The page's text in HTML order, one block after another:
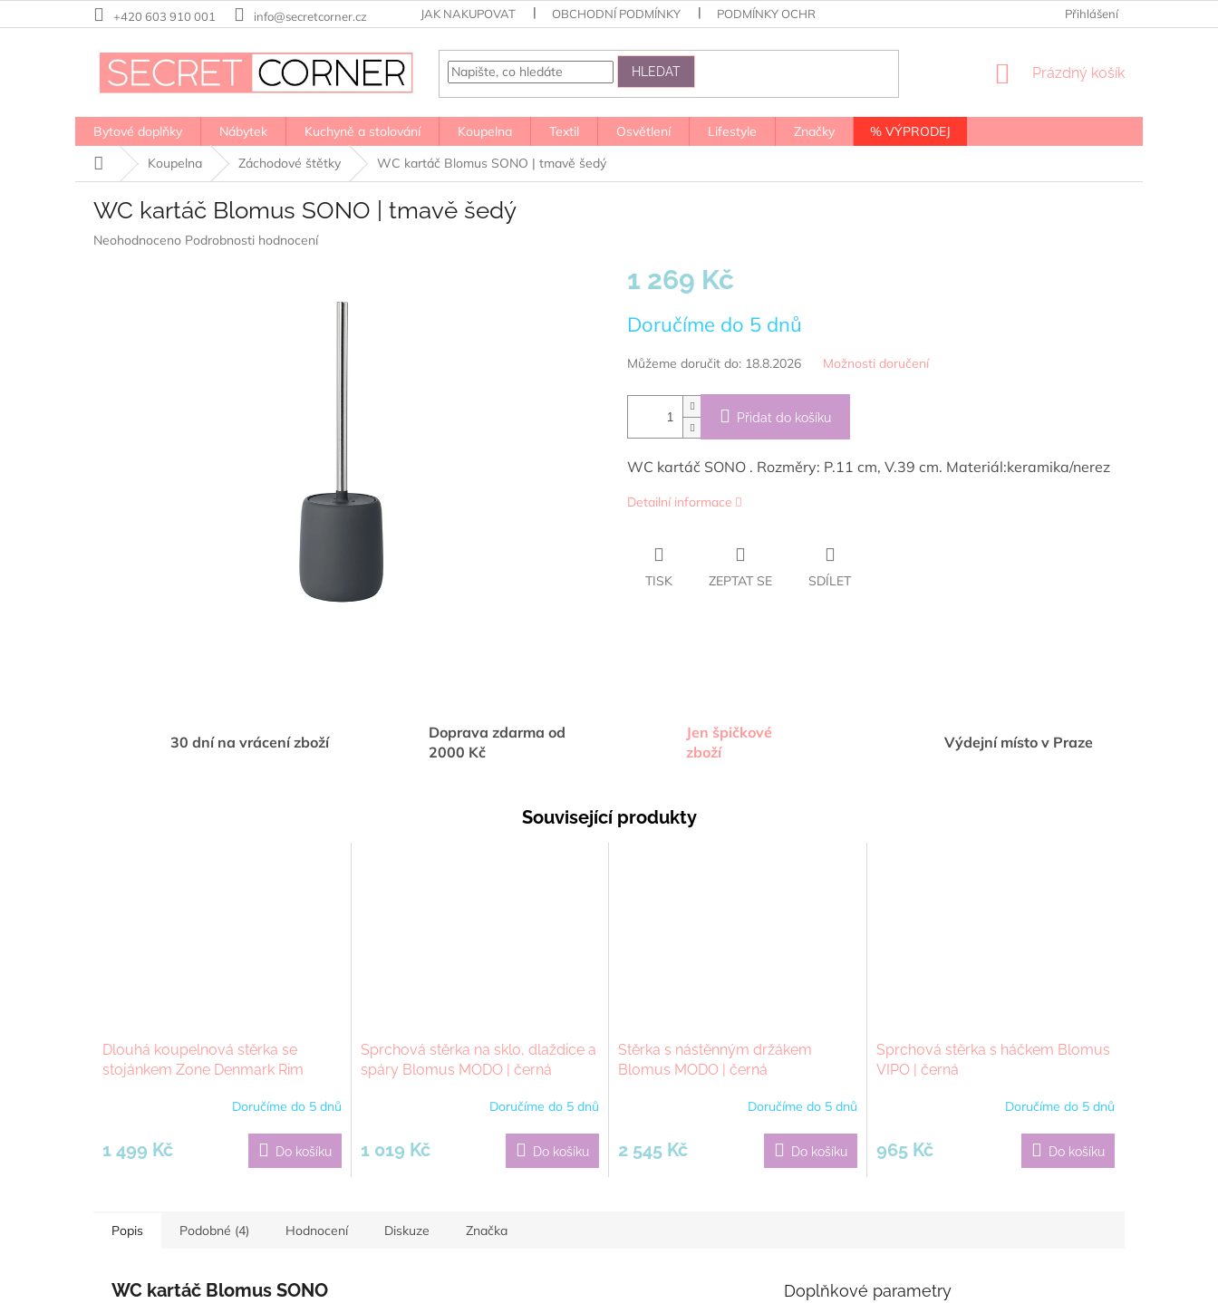
na
+420 603 910 001 info@secretcorner.cz JAK NAKUPOVAT OBCHODNÍ PODMÍNKY PODMÍNKY OCHRANY OSOBNÍCH ÚDAJŮ Přihlášení
HLEDAT
NÁKUPNÍ
Prázdný košík
Bytové doplňky Nábytek Kuchyně a stolování Koupelna Textil Osvětlení Lifestyle Značky
% VÝPRODEJ
Domů
Koupelna Záchodové štětky WC kartáč Blomus SONO | tmavě šedý
WC kartáč Blomus SONO | tmavě šedý
Průměrné
Neohodnoceno Podrobnosti hodnocení
1 269 Kč
cena:
Doručíme do 5 dnů
Můžeme doručit do: 18.8.2026 Možnosti doručení
Přidat do košíku
WC kartáč SONO . Rozměry: P.11 cm, V.39 cm. Materiál:keramika/nerez
Detailní informace
TISK ZEPTAT SE SDÍLET
30 dní na vrácení zboží
Doprava zdarma od
2000 Kč
Jen špičkové
zboží
Výdejní místo v Praze
Související produkty
Dlouhá koupelnová stěrka se
stojánkem Zone Denmark Rim
Doručíme do 5 dnů
1 499 Kč Do košíku
Sprchová stěrka na sklo, dlaždice a
spáry Blomus MODO | černá
Doručíme do 5 dnů
1 019 Kč Do košíku
Stěrka s nástěnným držákem
Blomus MODO | černá
Doručíme do 5 dnů
2 545 Kč Do košíku
Sprchová stěrka s háčkem Blomus
VIPO | černá
Doručíme do 5 dnů
965 Kč Do košíku
Popis Podobné (4) Hodnocení Diskuze Značka
WC kartáč Blomus SONO Doplňkové parametry